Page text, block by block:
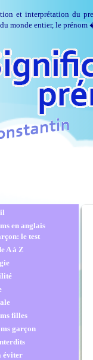
et interprétation du
monde entier, le
en anglais
le test
A à Z
filles
garçon
éviter